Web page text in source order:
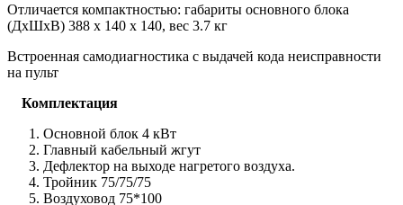
Отличается компактностью: габариты основного блока
(ДхШхВ) 388 x 140 x 140, вес 3.7 кг
Встроенная самодиагностика с выдачей кода неисправности
на пульт
Комплектация
Основной блок 4 кВт
Главный кабельный жгут
Дефлектор на выходе нагретого воздуха.
Тройник 75/75/75
Воздуховод 75*100